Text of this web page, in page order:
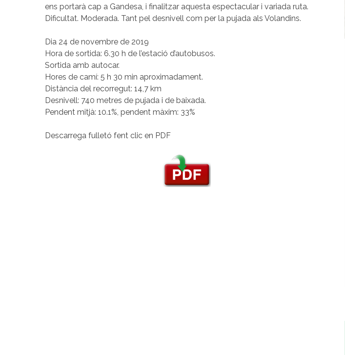
ens portarà cap a Gandesa, i finalitzar aquesta espectacular i variada ruta.
Dificultat. Moderada. Tant pel desnivell com per la pujada als Volandins.
Dia 24 de novembre de 2019
Hora de sortida: 6.30 h de l’estació d’autobusos.
Sortida amb autocar.
Hores de camí: 5 h 30 min aproximadament.
Distància del recorregut: 14,7 km
Desnivell: 740 metres de pujada i de baixada.
Pendent mitjà: 10.1%, pendent màxim: 33%
Descarrega fulletó fent clic en PDF